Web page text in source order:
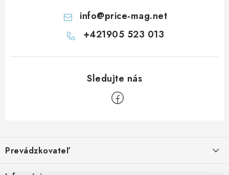
info@price-mag.net
+421905 523 013
p
ä
Prevádzkovateľ